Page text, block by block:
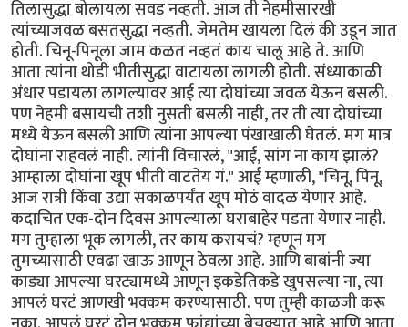
तिलासुद्धा बोलायला सवड नव्हती. आज ती नेहमीसारखी
त्यांच्याजवळ बसतसुद्धा नव्हती. जेमतेम खायला दिलं की उडून जात
होती. चिनू-पिनूला जाम कळत नव्हतं काय चालू आहे ते. आणि
आता त्यांना थोडी भीतीसुद्धा वाटायला लागली होती. संध्याकाळी
अंधार पडायला लागल्यावर आई त्या दोघांच्या जवळ येऊन बसली.
पण नेहमी बसायची तशी नुसती बसली नाही, तर ती त्या दोघांच्या
मध्ये येऊन बसली आणि त्यांना आपल्या पंखाखाली घेतलं. मग मात्र
दोघांना राहवलं नाही. त्यांनी विचारलं, "आई, सांग ना काय झालं?
आम्हाला दोघांना खूप भीती वाटतेय गं." आई म्हणाली, "चिनू, पिनू,
आज रात्री किंवा उद्या सकाळपर्यंत खूप मोठं वादळ येणार आहे.
कदाचित एक-दोन दिवस आपल्याला घराबाहेर पडता येणार नाही.
मग तुम्हाला भूक लागली, तर काय करायचं? म्हणून मग
तुमच्यासाठी एवढा खाऊ आणून ठेवला आहे. आणि बाबांनी ज्या
काड्या आपल्या घरट्यामध्ये आणून इकडेतिकडे खुपसल्या ना, त्या
आपलं घरटं आणखी भक्कम करण्यासाठी. पण तुम्ही काळजी करू